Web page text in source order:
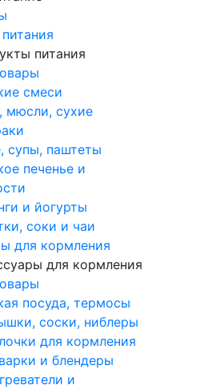
питания
смеси
мюсли, сухие
супы, паштеты
печенье и
и йогурты
соки и чаи
для кормления
для кормления
посуда, термосы
соски, ниблеры
для кормления
и блендеры
и